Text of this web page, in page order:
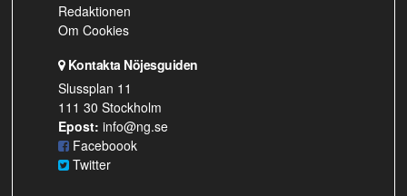
Redaktionen
Om Cookies
Kontakta Nöjesguiden
Slussplan 11
111 30 Stockholm
Epost: info@ng.se
Faceboook
Twitter